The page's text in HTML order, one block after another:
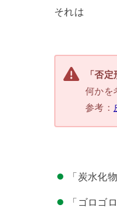
それは
「否
何かを
参考：
「炭水化
「ゴロゴ